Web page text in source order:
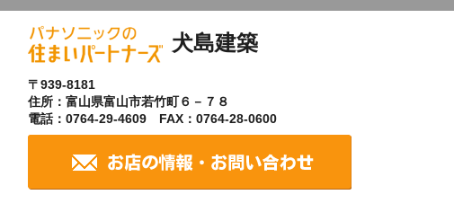
犬島建築
〒939-8181
住所：富山県富山市若竹町６－７８
電話：0764-29-4609 FAX：0764-28-0600